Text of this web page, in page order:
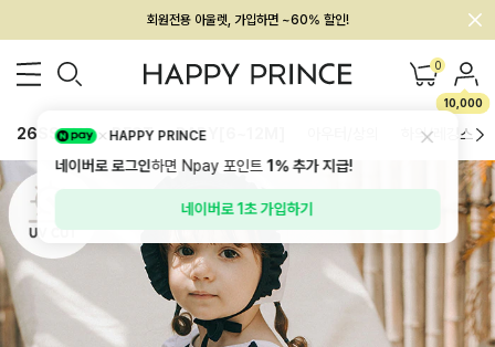
회원전용 아울렛, 가입하면 ~60% 할인!
멤버십 최대 28,000원 혜택 0
10,000
26SS 신상 BEST BABY[6~12M] 하의/레깅스
HAPPY PRINCE
네이버로 로그인하면 Npay 포인트1%추가 지급!
네이버로 1초 가입하기